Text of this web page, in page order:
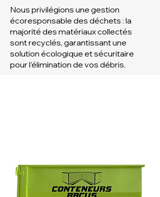
Nous privilégions une gestion
écoresponsable des déchets : la
majorité des matériaux collectés
sont recyclés, garantissant une
solution écologique et sécuritaire
pour l’élimination de vos débris.